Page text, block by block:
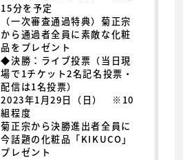
15分を予定
（一次審査通過特典）菊正宗
から通過者全員に素敵な化粧
品をプレゼント
◆決勝：ライブ投票（当日現
場で1チケット2名記名投票・
配信は1名投票）
2023年1月29日（日） ※10
組程度
菊正宗から決勝進出者全員に
今話題の化粧品「KIKUCO」
プレゼント